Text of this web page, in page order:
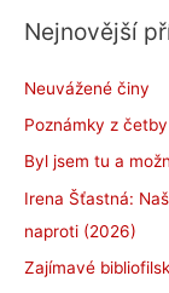
Nejnovější
Neuvážené činy
Poznámky z
Byl jsem tu a
Irena Šťastná:
naproti (2026)
Zajímavé